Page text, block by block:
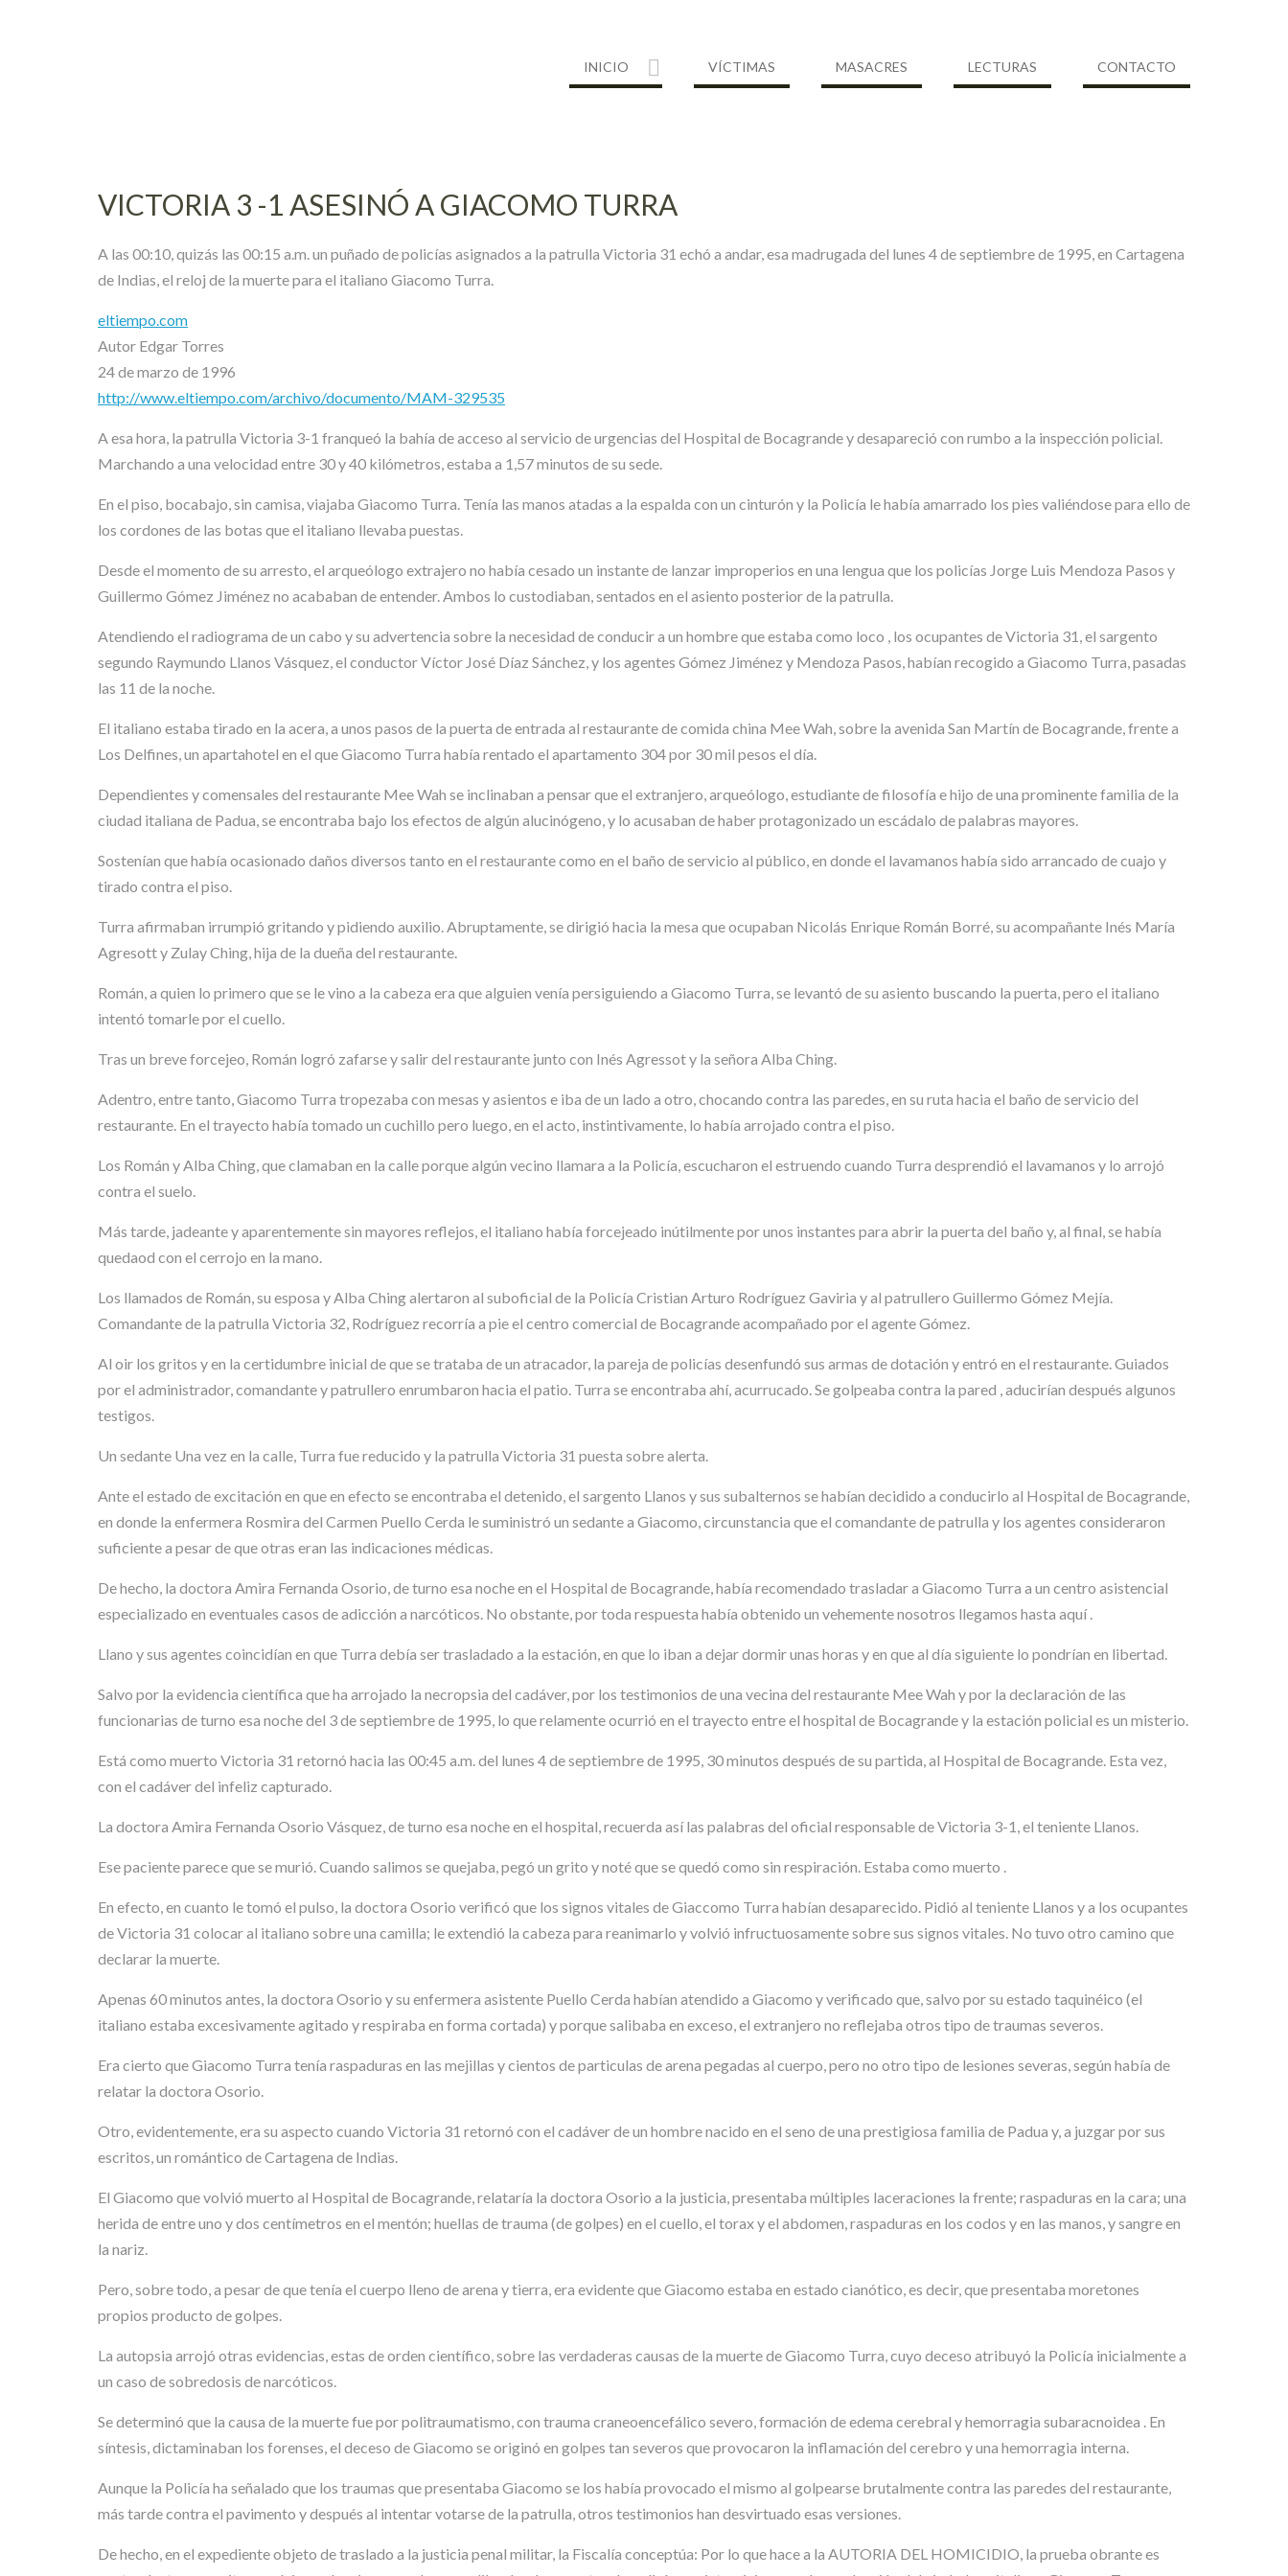
INICIO VÍCTIMAS MASACRES LECTURAS CONTACTO
VICTORIA 3 -1 ASESINÓ A GIACOMO TURRA
A las 00:10, quizás las 00:15 a.m. un puñado de policías asignados a la patrulla Victoria 31 echó a andar, esa madrugada del lunes 4 de septiembre de 1995, en Cartagena
de Indias, el reloj de la muerte para el italiano Giacomo Turra.
eltiempo.com
Autor Edgar Torres
24 de marzo de 1996
http://www.eltiempo.com/archivo/documento/MAM-329535
A esa hora, la patrulla Victoria 3-1 franqueó la bahía de acceso al servicio de urgencias del Hospital de Bocagrande y desapareció con rumbo a la inspección policial.
Marchando a una velocidad entre 30 y 40 kilómetros, estaba a 1,57 minutos de su sede.
En el piso, bocabajo, sin camisa, viajaba Giacomo Turra. Tenía las manos atadas a la espalda con un cinturón y la Policía le había amarrado los pies valiéndose para ello de
los cordones de las botas que el italiano llevaba puestas.
Desde el momento de su arresto, el arqueólogo extrajero no había cesado un instante de lanzar improperios en una lengua que los policías Jorge Luis Mendoza Pasos y
Guillermo Gómez Jiménez no acababan de entender. Ambos lo custodiaban, sentados en el asiento posterior de la patrulla.
Atendiendo el radiograma de un cabo y su advertencia sobre la necesidad de conducir a un hombre que estaba como loco , los ocupantes de Victoria 31, el sargento
segundo Raymundo Llanos Vásquez, el conductor Víctor José Díaz Sánchez, y los agentes Gómez Jiménez y Mendoza Pasos, habían recogido a Giacomo Turra, pasadas
las 11 de la noche.
El italiano estaba tirado en la acera, a unos pasos de la puerta de entrada al restaurante de comida china Mee Wah, sobre la avenida San Martín de Bocagrande, frente a
Los Delfines, un apartahotel en el que Giacomo Turra había rentado el apartamento 304 por 30 mil pesos el día.
Dependientes y comensales del restaurante Mee Wah se inclinaban a pensar que el extranjero, arqueólogo, estudiante de filosofía e hijo de una prominente familia de la
ciudad italiana de Padua, se encontraba bajo los efectos de algún alucinógeno, y lo acusaban de haber protagonizado un escádalo de palabras mayores.
Sostenían que había ocasionado daños diversos tanto en el restaurante como en el baño de servicio al público, en donde el lavamanos había sido arrancado de cuajo y
tirado contra el piso.
Turra afirmaban irrumpió gritando y pidiendo auxilio. Abruptamente, se dirigió hacia la mesa que ocupaban Nicolás Enrique Román Borré, su acompañante Inés María
Agresott y Zulay Ching, hija de la dueña del restaurante.
Román, a quien lo primero que se le vino a la cabeza era que alguien venía persiguiendo a Giacomo Turra, se levantó de su asiento buscando la puerta, pero el italiano
intentó tomarle por el cuello.
Tras un breve forcejeo, Román logró zafarse y salir del restaurante junto con Inés Agressot y la señora Alba Ching.
Adentro, entre tanto, Giacomo Turra tropezaba con mesas y asientos e iba de un lado a otro, chocando contra las paredes, en su ruta hacia el baño de servicio del
restaurante. En el trayecto había tomado un cuchillo pero luego, en el acto, instintivamente, lo había arrojado contra el piso.
Los Román y Alba Ching, que clamaban en la calle porque algún vecino llamara a la Policía, escucharon el estruendo cuando Turra desprendió el lavamanos y lo arrojó
contra el suelo.
Más tarde, jadeante y aparentemente sin mayores reflejos, el italiano había forcejeado inútilmente por unos instantes para abrir la puerta del baño y, al final, se había
quedaod con el cerrojo en la mano.
Los llamados de Román, su esposa y Alba Ching alertaron al suboficial de la Policía Cristian Arturo Rodríguez Gaviria y al patrullero Guillermo Gómez Mejía.
Comandante de la patrulla Victoria 32, Rodríguez recorría a pie el centro comercial de Bocagrande acompañado por el agente Gómez.
Al oir los gritos y en la certidumbre inicial de que se trataba de un atracador, la pareja de policías desenfundó sus armas de dotación y entró en el restaurante. Guiados
por el administrador, comandante y patrullero enrumbaron hacia el patio. Turra se encontraba ahí, acurrucado. Se golpeaba contra la pared , aducirían después algunos
testigos.
Un sedante Una vez en la calle, Turra fue reducido y la patrulla Victoria 31 puesta sobre alerta.
Ante el estado de excitación en que en efecto se encontraba el detenido, el sargento Llanos y sus subalternos se habían decidido a conducirlo al Hospital de Bocagrande,
en donde la enfermera Rosmira del Carmen Puello Cerda le suministró un sedante a Giacomo, circunstancia que el comandante de patrulla y los agentes consideraron
suficiente a pesar de que otras eran las indicaciones médicas.
De hecho, la doctora Amira Fernanda Osorio, de turno esa noche en el Hospital de Bocagrande, había recomendado trasladar a Giacomo Turra a un centro asistencial
especializado en eventuales casos de adicción a narcóticos. No obstante, por toda respuesta había obtenido un vehemente nosotros llegamos hasta aquí .
Llano y sus agentes coincidían en que Turra debía ser trasladado a la estación, en que lo iban a dejar dormir unas horas y en que al día siguiente lo pondrían en libertad.
Salvo por la evidencia científica que ha arrojado la necropsia del cadáver, por los testimonios de una vecina del restaurante Mee Wah y por la declaración de las
funcionarias de turno esa noche del 3 de septiembre de 1995, lo que relamente ocurrió en el trayecto entre el hospital de Bocagrande y la estación policial es un misterio.
Está como muerto Victoria 31 retornó hacia las 00:45 a.m. del lunes 4 de septiembre de 1995, 30 minutos después de su partida, al Hospital de Bocagrande. Esta vez,
con el cadáver del infeliz capturado.
La doctora Amira Fernanda Osorio Vásquez, de turno esa noche en el hospital, recuerda así las palabras del oficial responsable de Victoria 3-1, el teniente Llanos.
Ese paciente parece que se murió. Cuando salimos se quejaba, pegó un grito y noté que se quedó como sin respiración. Estaba como muerto .
En efecto, en cuanto le tomó el pulso, la doctora Osorio verificó que los signos vitales de Giaccomo Turra habían desaparecido. Pidió al teniente Llanos y a los ocupantes
de Victoria 31 colocar al italiano sobre una camilla; le extendió la cabeza para reanimarlo y volvió infructuosamente sobre sus signos vitales. No tuvo otro camino que
declarar la muerte.
Apenas 60 minutos antes, la doctora Osorio y su enfermera asistente Puello Cerda habían atendido a Giacomo y verificado que, salvo por su estado taquinéico (el
italiano estaba excesivamente agitado y respiraba en forma cortada) y porque salibaba en exceso, el extranjero no reflejaba otros tipo de traumas severos.
Era cierto que Giacomo Turra tenía raspaduras en las mejillas y cientos de particulas de arena pegadas al cuerpo, pero no otro tipo de lesiones severas, según había de
relatar la doctora Osorio.
Otro, evidentemente, era su aspecto cuando Victoria 31 retornó con el cadáver de un hombre nacido en el seno de una prestigiosa familia de Padua y, a juzgar por sus
escritos, un romántico de Cartagena de Indias.
El Giacomo que volvió muerto al Hospital de Bocagrande, relataría la doctora Osorio a la justicia, presentaba múltiples laceraciones la frente; raspaduras en la cara; una
herida de entre uno y dos centímetros en el mentón; huellas de trauma (de golpes) en el cuello, el torax y el abdomen, raspaduras en los codos y en las manos, y sangre en
la nariz.
Pero, sobre todo, a pesar de que tenía el cuerpo lleno de arena y tierra, era evidente que Giacomo estaba en estado cianótico, es decir, que presentaba moretones
propios producto de golpes.
La autopsia arrojó otras evidencias, estas de orden científico, sobre las verdaderas causas de la muerte de Giacomo Turra, cuyo deceso atribuyó la Policía inicialmente a
un caso de sobredosis de narcóticos.
Se determinó que la causa de la muerte fue por politraumatismo, con trauma craneoencefálico severo, formación de edema cerebral y hemorragia subaracnoidea . En
síntesis, dictaminaban los forenses, el deceso de Giacomo se originó en golpes tan severos que provocaron la inflamación del cerebro y una hemorragia interna.
Aunque la Policía ha señalado que los traumas que presentaba Giacomo se los había provocado el mismo al golpearse brutalmente contra las paredes del restaurante,
más tarde contra el pavimento y después al intentar votarse de la patrulla, otros testimonios han desvirtuado esas versiones.
De hecho, en el expediente objeto de traslado a la justicia penal militar, la Fiscalía conceptúa: Por lo que hace a la AUTORIA DEL HOMICIDIO, la prueba obrante es